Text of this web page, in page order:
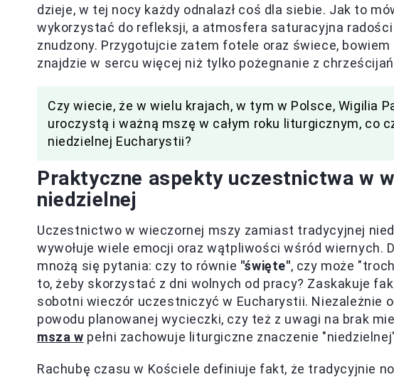
dzieje, w tej nocy każdy odnalazł coś dla siebie. Jak to
wykorzystać do refleksji, a atmosfera saturacyjna
znudzony. Przygotujcie zatem fotele oraz świece,
znajdzie w sercu więcej niż tylko pożegnanie z
Czy wiecie, że w wielu krajach, w tym w Polsce, Wigilia
uroczystą i ważną mszę w całym roku liturgicznym, co
niedzielnej Eucharystii?
Praktyczne aspekty uczestnictwa w
niedzielnej
Uczestnictwo w wieczornej mszy zamiast tradycyjnej
wywołuje wiele emocji oraz wątpliwości wśród wiernych.
mnożą się pytania: czy to równie "święte", czy może
to, żeby skorzystać z dni wolnych od pracy? Zaskakuje
sobotni wieczór uczestniczyć w Eucharystii. Niezależnie
powodu planowanej wycieczki, czy też z uwagi na brak
msza w pełni zachowuje liturgiczne znaczenie
Rachubę czasu w Kościele definiuje fakt, że tradycyjnie